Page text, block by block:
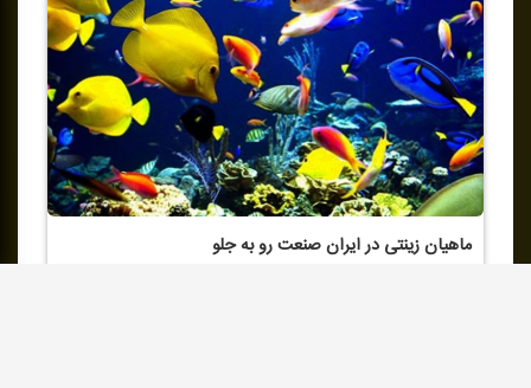
ماهیان زینتی در ایران صنعت رو به جلو